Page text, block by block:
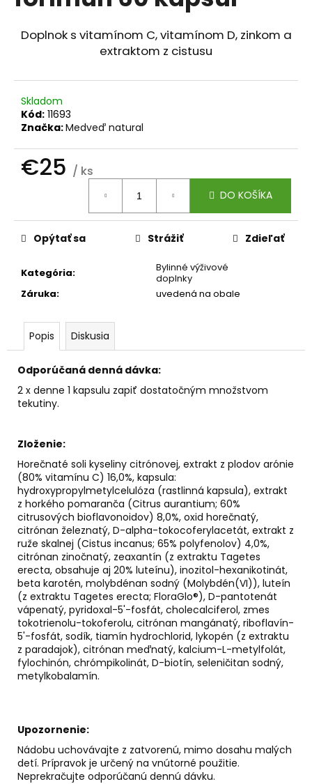
Doplnok s vitamínom C, vitamínom D, zinkom a
extraktom z cistusu
Skladom
Kód: 11693
Značka:Medveď natural
€25 / ks
DO KOŠÍKA
Kategória:
Bylinné výživové
doplnky
Záruka: uvedená na obale
Opýtať sa Strážiť Zdieľať
Popis Diskusia
Odporúčaná denná dávka:
2 x denne 1 kapsulu zapiť dostatočným množstvom
tekutiny.
Zloženie:
Horečnaté soli kyseliny citrónovej, extrakt z plodov arónie
(80% vitamínu C) 16,0%, kapsula:
hydroxypropylmetylcelulóza (rastlinná kapsula), extrakt
z horkého pomaranča (Citrus aurantium; 60%
citrusových bioflavonoidov) 8,0%, oxid horečnatý,
citrónan železnatý, D-alpha-tokocoferylacetát, extrakt z
ruže skalnej (Cistus incanus; 65% polyfenolov) 4,0%,
citrónan zinočnatý, zeaxantín (z extraktu Tagetes
erecta, obsahuje aj 20% luteínu), inozitol-hexanikotinát,
beta karotén, molybdénan sodný (Molybdén(VI)), luteín
(z extraktu Tagetes erecta; FloraGlo®), D-pantotenát
vápenatý, pyridoxal-5'-fosfát, cholecalciferol, zmes
tokotrienolu-tokoferolu, citrónan mangánatý, riboflavín-
5'-fosfát, sodík, tiamín hydrochlorid, lykopén (z extraktu
z paradajok), citrónan meďnatý, kalcium-L-metylfolát,
fylochinón, chrómpikolinát, D-biotín, seleničitan sodný,
metylkobalamín.
Upozornenie:
Nádobu uchovávajte z zatvorenú, mimo dosahu malých
detí. Prípravok je určený na vnútorné použitie.
Neprekračujte odporúčanú dennú dávku.
O
d
o
ú
m
AGARICUS
TOBOLKY